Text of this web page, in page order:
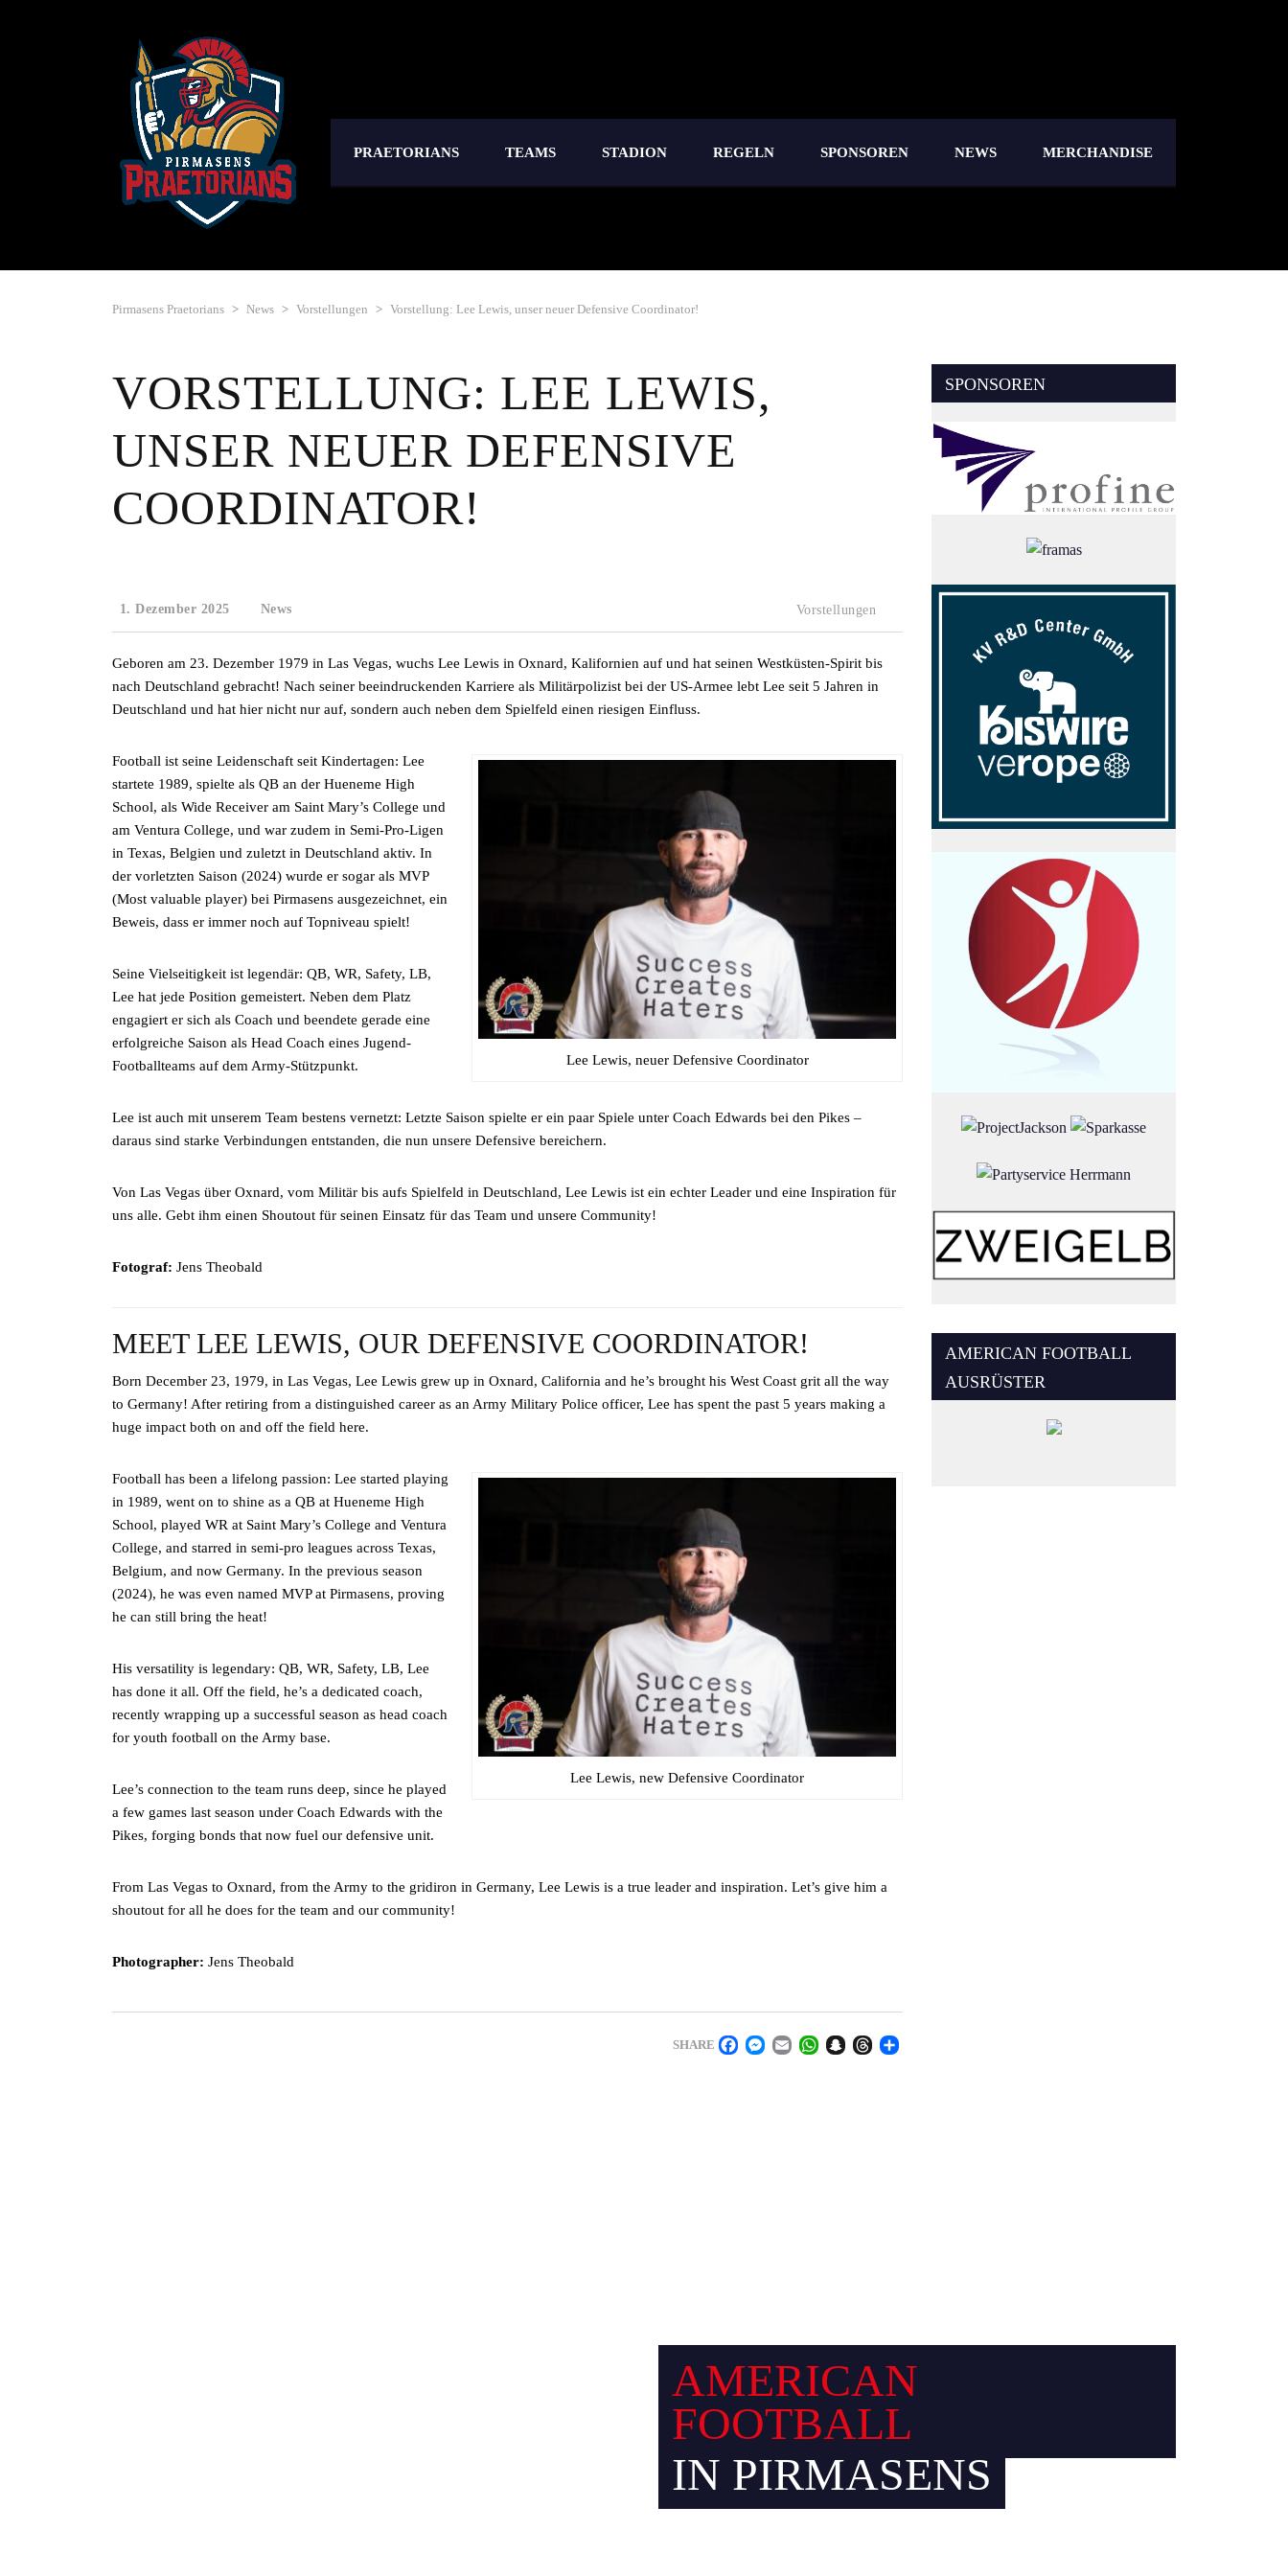
PRAETORIANS TEAMS STADION REGELN SPONSOREN NEWS MERCHANDISE
Pirmasens Praetorians > News > Vorstellungen > Vorstellung: Lee Lewis, unser neuer Defensive Coordinator!
VORSTELLUNG: LEE LEWIS,
UNSER NEUER DEFENSIVE
COORDINATOR!
1. Dezember 2025 News Vorstellungen
Geboren am 23. Dezember 1979 in Las Vegas, wuchs Lee Lewis in Oxnard, Kalifornien auf und hat seinen Westküsten-Spirit bis
nach Deutschland gebracht! Nach seiner beeindruckenden Karriere als Militärpolizist bei der US-Armee lebt Lee seit 5 Jahren in
Deutschland und hat hier nicht nur auf, sondern auch neben dem Spielfeld einen riesigen Einfluss.
Lee Lewis, neuer Defensive Coordinator
Football ist seine Leidenschaft seit Kindertagen: Lee
startete 1989, spielte als QB an der Hueneme High
School, als Wide Receiver am Saint Mary’s College und
am Ventura College, und war zudem in Semi-Pro-Ligen
in Texas, Belgien und zuletzt in Deutschland aktiv. In
der vorletzten Saison (2024) wurde er sogar als MVP
(Most valuable player) bei Pirmasens ausgezeichnet, ein
Beweis, dass er immer noch auf Topniveau spielt!
Seine Vielseitigkeit ist legendär: QB, WR, Safety, LB,
Lee hat jede Position gemeistert. Neben dem Platz
engagiert er sich als Coach und beendete gerade eine
erfolgreiche Saison als Head Coach eines Jugend-
Footballteams auf dem Army-Stützpunkt.
Lee ist auch mit unserem Team bestens vernetzt: Letzte Saison spielte er ein paar Spiele unter Coach Edwards bei den Pikes –
daraus sind starke Verbindungen entstanden, die nun unsere Defensive bereichern.
Von Las Vegas über Oxnard, vom Militär bis aufs Spielfeld in Deutschland, Lee Lewis ist ein echter Leader und eine Inspiration für
uns alle. Gebt ihm einen Shoutout für seinen Einsatz für das Team und unsere Community!
Fotograf: Jens Theobald
MEET LEE LEWIS, OUR DEFENSIVE COORDINATOR!
Born December 23, 1979, in Las Vegas, Lee Lewis grew up in Oxnard, California and he’s brought his West Coast grit all the way
to Germany! After retiring from a distinguished career as an Army Military Police officer, Lee has spent the past 5 years making a
huge impact both on and off the field here.
Lee Lewis, new Defensive Coordinator
Football has been a lifelong passion: Lee started playing
in 1989, went on to shine as a QB at Hueneme High
School, played WR at Saint Mary’s College and Ventura
College, and starred in semi-pro leagues across Texas,
Belgium, and now Germany. In the previous season
(2024), he was even named MVP at Pirmasens, proving
he can still bring the heat!
His versatility is legendary: QB, WR, Safety, LB, Lee
has done it all. Off the field, he’s a dedicated coach,
recently wrapping up a successful season as head coach
for youth football on the Army base.
Lee’s connection to the team runs deep, since he played
a few games last season under Coach Edwards with the
Pikes, forging bonds that now fuel our defensive unit.
From Las Vegas to Oxnard, from the Army to the gridiron in Germany, Lee Lewis is a true leader and inspiration. Let’s give him a
shoutout for all he does for the team and our community!
Photographer: Jens Theobald
SHARE
FACEBOOK
MESSENGER
EMAILWHATSAPP
SNAPCHAT
THREADS
SPONSOREN
AMERICAN FOOTBALL
AUSRÜSTER
AMERICAN
FOOTBALL
IN PIRMASENS